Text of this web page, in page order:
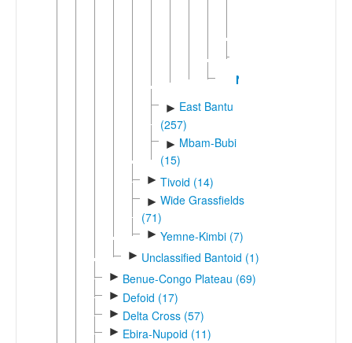
Nzadi
► East Bantu
(257)
► Mbam-Bubi
(15)
► Tivoid (14)
► Wide Grassfields
(71)
► Yemne-Kimbi (7)
► Unclassified Bantoid (1)
► Benue-Congo Plateau (69)
► Defoid (17)
► Delta Cross (57)
► Ebira-Nupoid (11)